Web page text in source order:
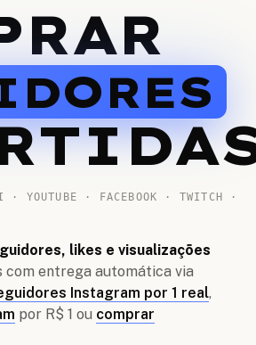
· YOUTUBE · FACEBOOK · TWITCH ·
likes e visualizações
com entrega automática via
Instagram por 1 real,
por R$ 1 ou comprar